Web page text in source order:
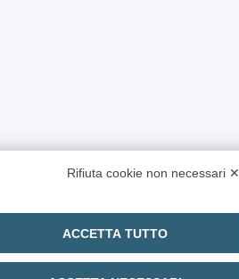
Rifiuta cookie non necessari ✕
ACCETTA TUTTO